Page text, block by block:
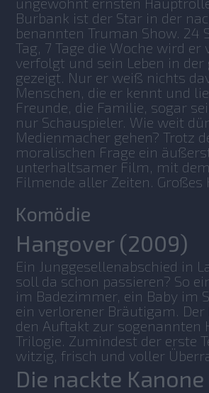
Burbank ist der Star in der
benannten Truman Show. 24
Tag, 7 Tage die Woche wird er
verfolgt und sein Leben in der
gezeigt. Nur er weiß nichts
Menschen, die er kennt und
Freunde, die Familie, sogar
nur Schauspieler. Wie weit
Medienmacher gehen? Trotz
moralischen Frage ein
unterhaltsamer Film, mit
Filmende aller Zeiten. Großes
Komödie
Hangover (2009)
Ein Junggesellenabschied in
soll da schon passieren? So
im Badezimmer, ein Baby im
ein verlorener Bräutigam.
den Auftakt zur sogenannten
Trilogie. Zumindest der erste
witzig, frisch und voller
Die nackte